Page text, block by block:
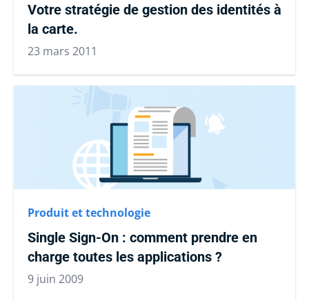
Votre stratégie de gestion des identités à
la carte.
23 mars 2011
Produit et technologie
Single Sign-On : comment prendre en
charge toutes les applications ?
9 juin 2009